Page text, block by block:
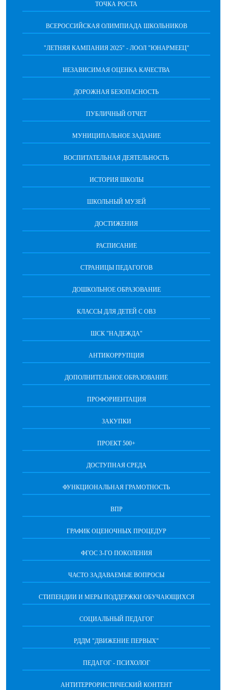
ТОЧКА РОСТА
ВСЕРОССИЙСКАЯ ОЛИМПИАДА ШКОЛЬНИКОВ
"ЛЕТНЯЯ КАМПАНИЯ 2025" - ЛООЛ "ЮНАРМЕЕЦ"
НЕЗАВИСИМАЯ ОЦЕНКА КАЧЕСТВА
ДОРОЖНАЯ БЕЗОПАСНОСТЬ
ПУБЛИЧНЫЙ ОТЧЕТ
МУНИЦИПАЛЬНОЕ ЗАДАНИЕ
ВОСПИТАТЕЛЬНАЯ ДЕЯТЕЛЬНОСТЬ
ИСТОРИЯ ШКОЛЫ
ШКОЛЬНЫЙ МУЗЕЙ
ДОСТИЖЕНИЯ
РАСПИСАНИЕ
СТРАНИЦЫ ПЕДАГОГОВ
ДОШКОЛЬНОЕ ОБРАЗОВАНИЕ
КЛАССЫ ДЛЯ ДЕТЕЙ С ОВЗ
ШСК "НАДЕЖДА"
АНТИКОРРУПЦИЯ
ДОПОЛНИТЕЛЬНОЕ ОБРАЗОВАНИЕ
ПРОФОРИЕНТАЦИЯ
ЗАКУПКИ
ПРОЕКТ 500+
ДОСТУПНАЯ СРЕДА
ФУНКЦИОНАЛЬНАЯ ГРАМОТНОСТЬ
ВПР
ГРАФИК ОЦЕНОЧНЫХ ПРОЦЕДУР
ФГОС 3-ГО ПОКОЛЕНИЯ
ЧАСТО ЗАДАВАЕМЫЕ ВОПРОСЫ
СТИПЕНДИИ И МЕРЫ ПОДДЕРЖКИ ОБУЧАЮЩИХСЯ
СОЦИАЛЬНЫЙ ПЕДАГОГ
РДДМ "ДВИЖЕНИЕ ПЕРВЫХ"
ПЕДАГОГ - ПСИХОЛОГ
АНТИТЕРРОРИСТИЧЕСКИЙ КОНТЕНТ